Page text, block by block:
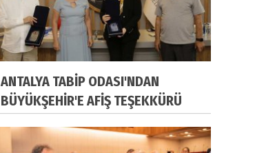
ANTALYA TABİP ODASI'NDAN
BÜYÜKŞEHİR'E AFİŞ TEŞEKKÜRÜ